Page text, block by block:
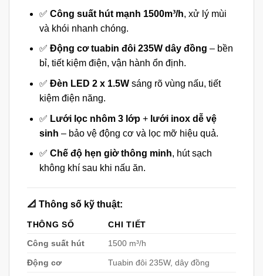
✅ Công suất hút mạnh 1500m³/h, xử lý mùi
và khói nhanh chóng.
✅ Động cơ tuabin đôi 235W dây đồng – bền
bỉ, tiết kiệm điện, vận hành ổn định.
✅ Đèn LED 2 x 1.5Wsáng rõ vùng nấu, tiết
kiệm điện năng.
✅ Lưới lọc nhôm 3 lớp+ lưới inox dễ vệ
sinh – bảo vệ động cơ và lọc mỡ hiệu quả.
✅ Chế độ hẹn giờ thông minh, hút sạch
không khí sau khi nấu ăn.
📐 Thông số kỹ thuật:
THÔNG SỐ
CHI TIẾT
Công suất hút
1500 m³/h
Động cơ Tuabin đôi 235W, dây đồng